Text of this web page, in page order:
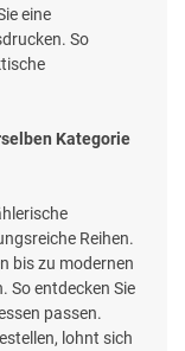
eine
So
Kategorie
Reihen.
bis zu modernen
So entdecken Sie
passen.
lohnt sich